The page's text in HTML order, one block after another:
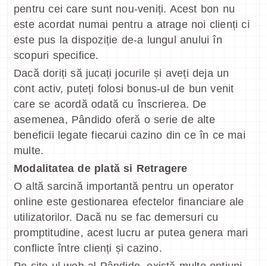
pentru cei care sunt nou-veniți. Acest bon nu
este acordat numai pentru a atrage noi clienți ci
este pus la dispoziție de-a lungul anului în
scopuri specifice.
Dacă doriți să jucați jocurile și aveți deja un
cont activ, puteți folosi bonus-ul de bun venit
care se acordă odată cu înscrierea. De
asemenea, Pândido oferă o serie de alte
beneficii legate fiecarui cazino din ce în ce mai
multe.
Modalitatea de plată si Retragere
O altă sarcină importantă pentru un operator
online este gestionarea efectelor financiare ale
utilizatorilor. Dacă nu se fac demersuri cu
promptitudine, acest lucru ar putea genera mari
conflicte între clienți și cazino.